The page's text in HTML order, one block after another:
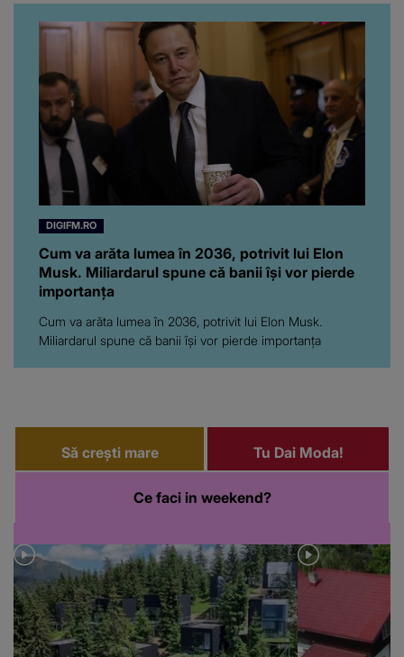
pe toți. De data aceasta,
chiar a rupt tăcerea:
”Poate că aveam să ne
spunem, să ne...”
DIGIFM.RO
Cum va arăta lumea în 2036, potrivit lui Elon
Musk. Miliardarul spune că banii își vor pierde
importanța
Cum va arăta lumea în 2036, potrivit lui Elon Musk.
Miliardarul spune că banii își vor pierde importanța
Să crești mare Tu Dai Moda!
Ce faci in weekend?